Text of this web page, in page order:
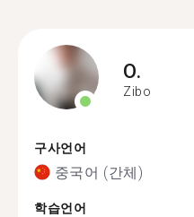
O.
Zibo
구사언어
중국어 (간체)
학습언어